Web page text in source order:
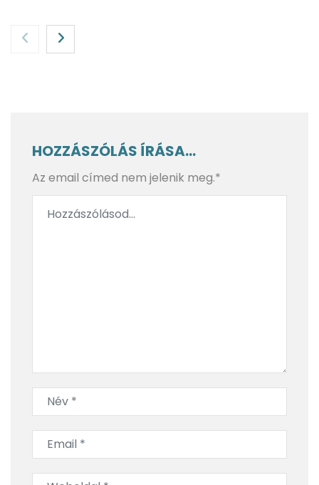
A varázslat útján a golf őshazájától a Loch Ness-i
BlendyGo 3 a hátizsákban: rejtett szépségek és
modern ízek a legendás Fekete-erdőben
HOZZÁSZÓLÁS ÍRÁSA...
Az email címed nem jelenik meg.*